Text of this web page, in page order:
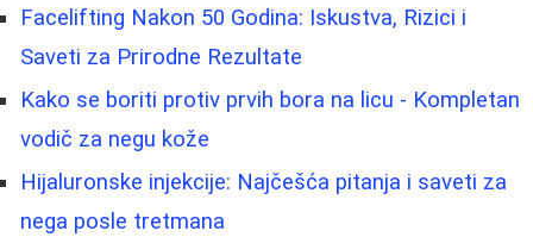
Facelifting Nakon 50 Godina: Iskustva, Rizici i
Saveti za Prirodne Rezultate
Kako se boriti protiv prvih bora na licu - Kompletan
vodič za negu kože
Hijaluronske injekcije: Najčešća pitanja i saveti za
nega posle tretmana